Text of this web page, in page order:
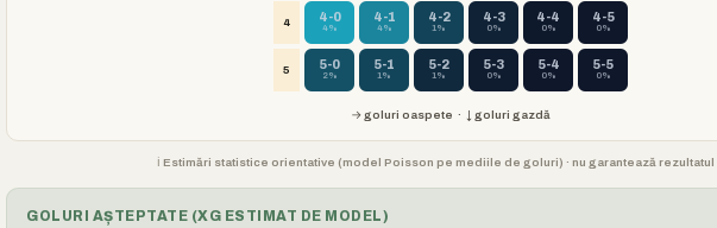
4 4-0
4%
4-1
4%
4-2
1%
4-3
0%
4-4
0%
4-5
0%
5 5-0
2%
5-1
1%
5-2
1%
5-3
0%
5-4
0%
5-5
0%
→ goluri oaspete · ↓ goluri gazdă
ℹ️ Estimări statistice orientative (model Poisson pe mediile de goluri) · nu garantează rezultatul
GOLURI AȘTEPTATE (XG ESTIMAT DE MODEL)